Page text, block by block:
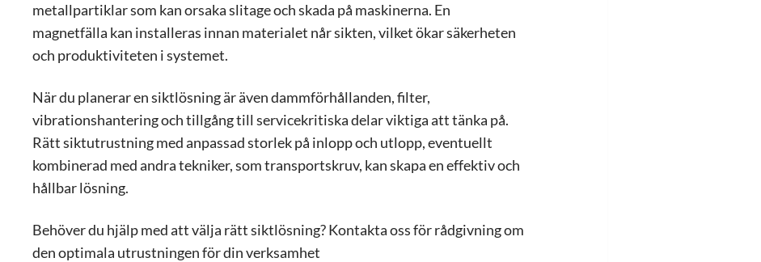
metallpartiklar som kan orsaka slitage och skada på maskinerna. En
magnetfälla kan installeras innan materialet når sikten, vilket ökar säkerheten
och produktiviteten i systemet.
När du planerar en siktlösning är även dammförhållanden, filter,
vibrationshantering och tillgång till servicekritiska delar viktiga att tänka på.
Rätt siktutrustning med anpassad storlek på inlopp och utlopp, eventuellt
kombinerad med andra tekniker, som transportskruv, kan skapa en effektiv och
hållbar lösning.
Behöver du hjälp med att välja rätt siktlösning? Kontakta oss för rådgivning om
den optimala utrustningen för din verksamhet